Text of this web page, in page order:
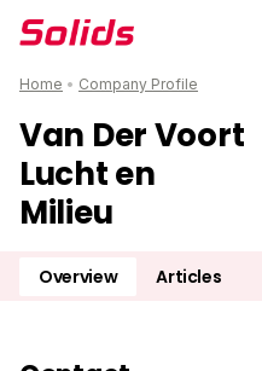
Home • Company Profile
Van Der Voort
Lucht en
Milieu
Overview Articles